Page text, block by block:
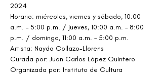
2024
Horario: miércoles, viernes y sábado, 10:00
a.m. – 5:00 p.m. / jueves, 10:00 a.m. – 8:00
p.m. / domingo, 11:00 a.m. – 5:00 p.m.
Artista: Nayda Collazo-Llorens
Curada por: Juan Carlos López Quintero
Organizada por: Instituto de Cultura